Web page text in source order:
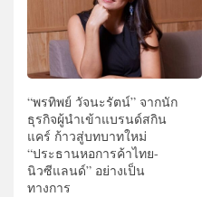
“พรทิพย์ วัจนะรัตน์” จากนัก
ธุรกิจผู้นำเข้าแบรนด์สกิน
แคร์ ก้าวสู่บทบาทใหม่
“ประธานหอการค้าไทย-
นิวซีแลนด์” อย่างเป็น
ทางการ